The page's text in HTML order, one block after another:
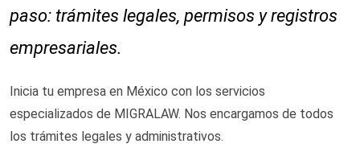
paso: trámites legales, permisos y registros
empresariales.
Inicia tu empresa en México con los servicios
especializados de MIGRALAW. Nos encargamos de todos
los trámites legales y administrativos.